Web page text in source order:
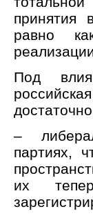
принятия
равно
Под
–
партиях,
их